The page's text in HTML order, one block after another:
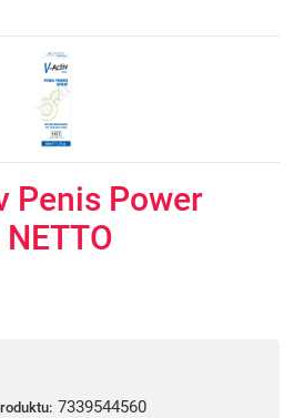
Penis Power
7339544560